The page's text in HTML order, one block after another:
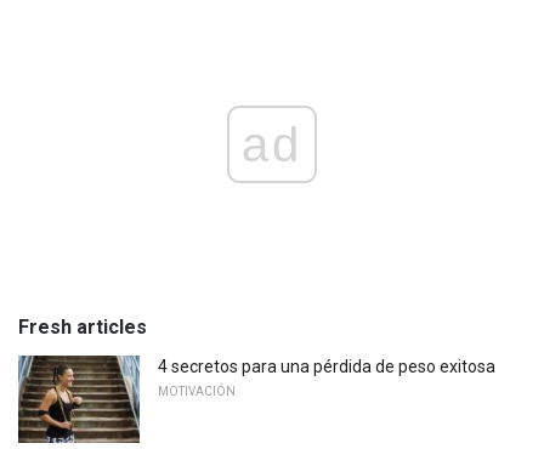
ad
Fresh articles
4 secretos para una pérdida de peso exitosa
MOTIVACIÓN